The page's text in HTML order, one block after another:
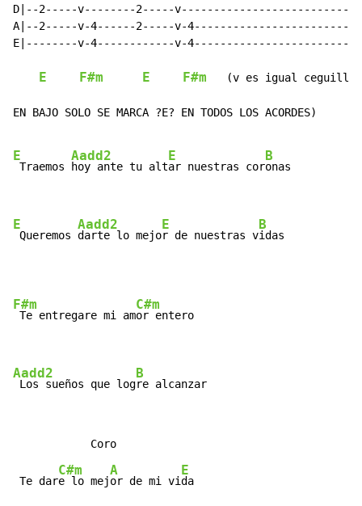
D|--2-----v--------2-----
A|--2-----v-4------2-----v-
E|--------v-4------------v-
E F#m E F#m
   (v es igual ceguilla)
EN BAJO SOLO SE MARCA ?E? EN TODOS LOS ACORDES)
E
Traemos
Aadd2
hoy ante tu alt
E
ar nuestras cor
B
onas
E
Queremos
Aadd2
darte lo mejo
E
r de nuestras v
B
idas
F#m
Te entregare mi am
C#m
or entero
Aadd2
Los sueños que log
B
re alcanzar
Te dar
C#m
e lo mej
A
or de mi vi
E
da